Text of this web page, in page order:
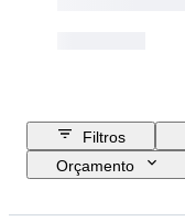
Filtros
Orçamento